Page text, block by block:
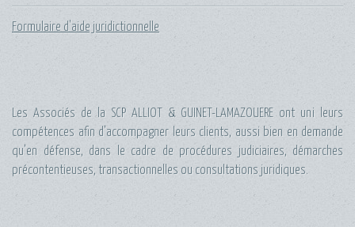
Formulaire d'aide juridictionnelle
Les Associés de la SCP ALLIOT & GUINET-LAMAZOUERE ont uni leurs
compétences afin d’accompagner leurs clients, aussi bien en demande
qu’en défense, dans le cadre de procédures judiciaires, démarches
précontentieuses, transactionnelles ou consultations juridiques.